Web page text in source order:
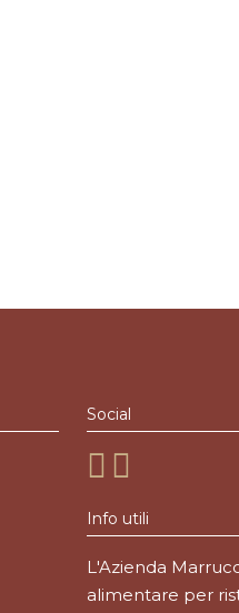
Social
Info utili
L'Azienda
alimentare per